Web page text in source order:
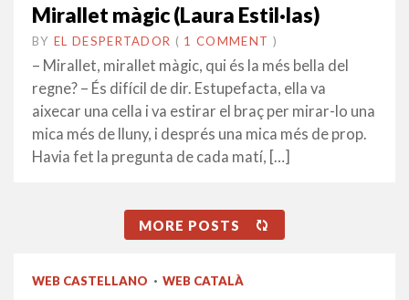
Mirallet màgic (Laura Estil·las)
BY EL DESPERTADOR ON
13
GENER
2019
•( 1 COMMENT )
– Mirallet, mirallet màgic, qui és la més bella del
regne? – És difícil de dir. Estupefacta, ella va
aixecar una cella i va estirar el braç per mirar-lo una
mica més de lluny, i després una mica més de prop.
Havia fet la pregunta de cada matí, […]
MORE POSTS
WEB CASTELLANO · WEB CATALÀ